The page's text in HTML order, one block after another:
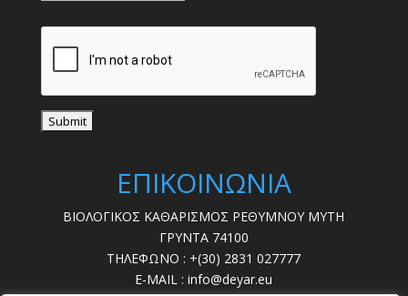
ΕΠΙΚΟΙΝΩΝΙΑ
ΒΙΟΛΟΓΙΚΟΣ ΚΑΘΑΡΙΣΜΟΣ ΡΕΘΥΜΝΟΥ ΜΥΤΗ
ΓΡΥΝΤΑ 74100
ΤΗΛΕΦΩΝΟ : +(30) 2831 027777
E-MAIL : info@deyar.eu